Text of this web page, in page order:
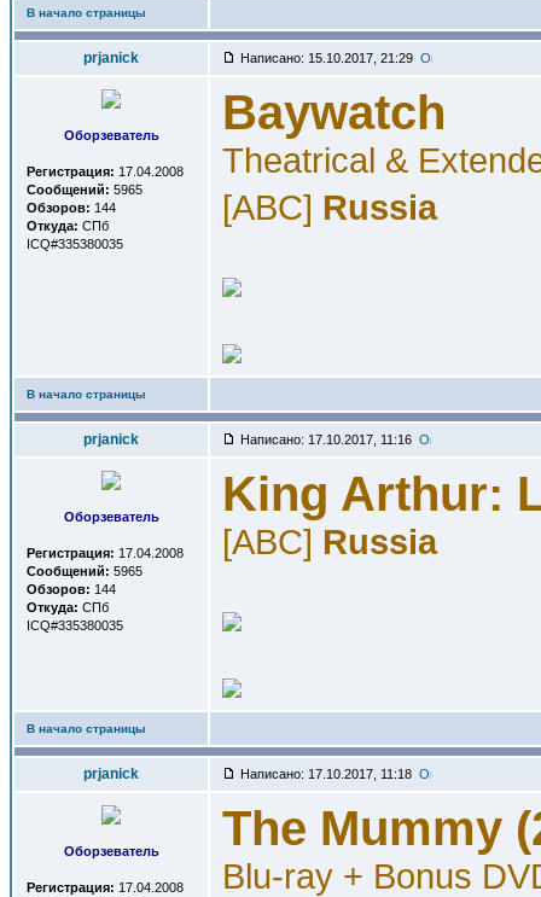
В начало страницы
prjanick Написано: 15.10.2017, 21:29
Оборзеватель
Регистрация: 17.04.2008
Сообщений: 5965
Обзоров: 144
Откуда: СПб
ICQ#335380035
Baywatch
Theatrical &
[ABC] Russia
В начало страницы
prjanick Написано: 17.10.2017, 11:16
Оборзеватель
Регистрация: 17.04.2008
Сообщений: 5965
Обзоров: 144
Откуда: СПб
ICQ#335380035
King Arthur:
[ABC] Russia
В начало страницы
prjanick Написано: 17.10.2017, 11:18
Оборзеватель
Регистрация: 17.04.2008
The Mummy
Blu-ray + Bonus